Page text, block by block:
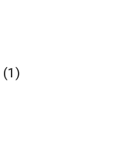
(1)